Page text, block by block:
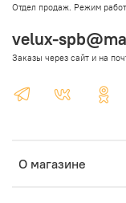
О магазине
Отдел продаж. Режим
velux-
Заказы через сайт и на